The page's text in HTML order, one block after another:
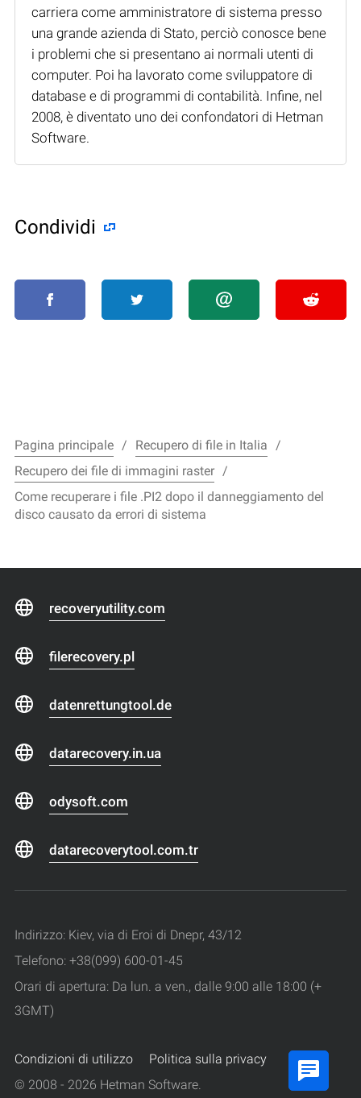
carriera come amministratore di sistema presso
una grande azienda di Stato, perciò conosce bene
i problemi che si presentano ai normali utenti di
computer. Poi ha lavorato come sviluppatore di
database e di programmi di contabilità. Infine, nel
2008, è diventato uno dei confondatori di Hetman
Software.
Condividi
Pagina principale
Recupero di file in Italia
Recupero dei file di immagini raster
Come recuperare i file .PI2 dopo il danneggiamento del
disco causato da errori di sistema
recoveryutility.com
filerecovery.pl
datenrettungtool.de
datarecovery.in.ua
odysoft.com
datarecoverytool.com.tr
Indirizzo: Kiev, via di Eroi di Dnepr, 43/12
Telefono: +38(099) 600-01-45
Orari di apertura: Da lun. a ven., dalle 9:00 alle 18:00 (+
3GMT)
Condizioni di utilizzo
Politica sulla privacy
© 2008 - 2026 Hetman Software.